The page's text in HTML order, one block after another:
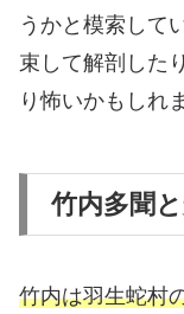
うかと模索して
束して解剖した
り怖いかもしれ
竹内多聞
竹内は羽生蛇村